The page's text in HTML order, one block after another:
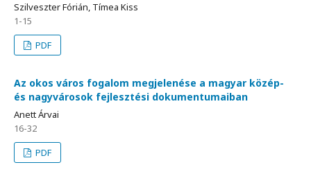
Szilveszter Fórián, Tímea Kiss
1-15
PDF
Az okos város fogalom megjelenése a magyar közép-
és nagyvárosok fejlesztési dokumentumaiban
Anett Árvai
16-32
PDF